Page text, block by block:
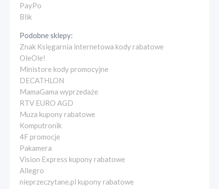
PayPo
Blik
Podobne sklepy:
Znak Księgarnia internetowa kody rabatowe
OleOle!
Ministore kody promocyjne
DECATHLON
MamaGama wyprzedaże
RTV EURO AGD
Muza kupony rabatowe
Komputronik
4F promocje
Pakamera
Vision Express kupony rabatowe
Allegro
nieprzeczytane.pl kupony rabatowe